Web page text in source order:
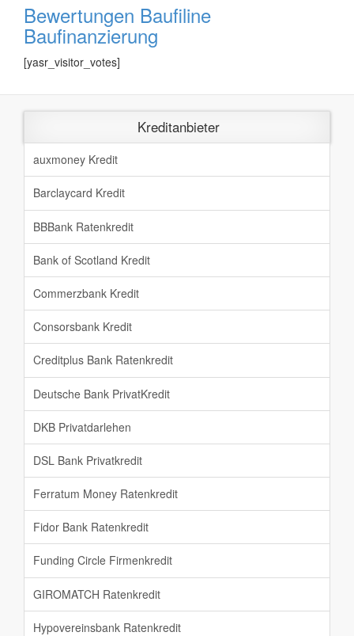
Bewertungen Baufiline
Baufinanzierung
[yasr_visitor_votes]
Kreditanbieter
auxmoney Kredit
Barclaycard Kredit
BBBank Ratenkredit
Bank of Scotland Kredit
Commerzbank Kredit
Consorsbank Kredit
Creditplus Bank Ratenkredit
Deutsche Bank PrivatKredit
DKB Privatdarlehen
DSL Bank Privatkredit
Ferratum Money Ratenkredit
Fidor Bank Ratenkredit
Funding Circle Firmenkredit
GIROMATCH Ratenkredit
Hypovereinsbank Ratenkredit